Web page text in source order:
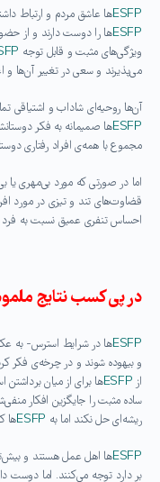
ESFPها عاشق مردم و ارتباط
ESFPها را دوست دارند و از
ویژگی‌های مثبت و قابل توجه
می‌پذیرند و سعی در تغییر آن‌ها و
آن‌ها روحیه‌ای شاداب و اشتیاقی
ESFPها صمیمانه به فکر
مجموع با همه‌ی افراد رفتاری
اما در صورتی که مورد بی‌مهری یا
قضاوت‌های تند و تیزی در مورد
احساس تنفری عمیق نسبت به فرد
در پی کسب نتایج
ESFPها در شرایط استرس- به
و بیهوده شوند و در چرخه‌ی فکر
از ESFPها برای از میان
ساده مثبت را جایگزین افکار
ریشه‌ای حل نکند اما به ESFPها
ESFPها اهل عمل هستند و
بر دارد توجه می‌کنند. اما دوست